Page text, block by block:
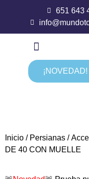
651 643
Inicio / Persianas /
DE 40 CON MUELLE